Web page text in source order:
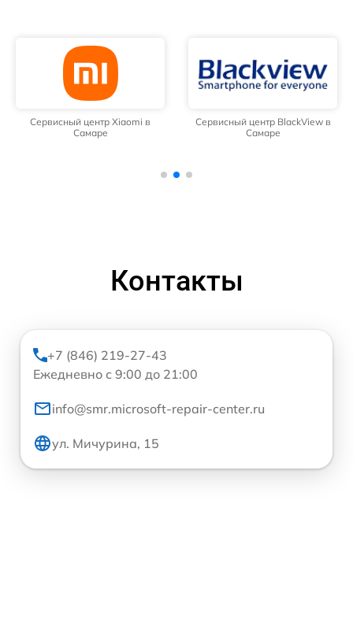
Сервисный центр Xiaomi в
Самаре
Сервисный центр BlackView в
Самаре
Контакты
+7 (846) 219-27-43
Ежедневно с 9:00 до 21:00
info@smr.microsoft-repair-center.ru
ул. Мичурина, 15